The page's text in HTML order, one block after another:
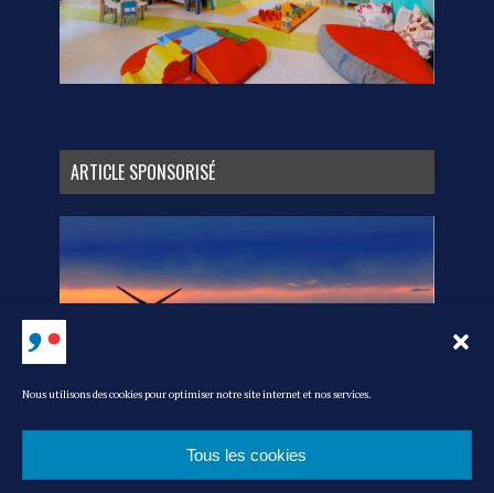
Nous utilisons des cookies pour optimiser notre site internet et nos services.
Tous les cookies
ARTICLE SPONSORISÉ